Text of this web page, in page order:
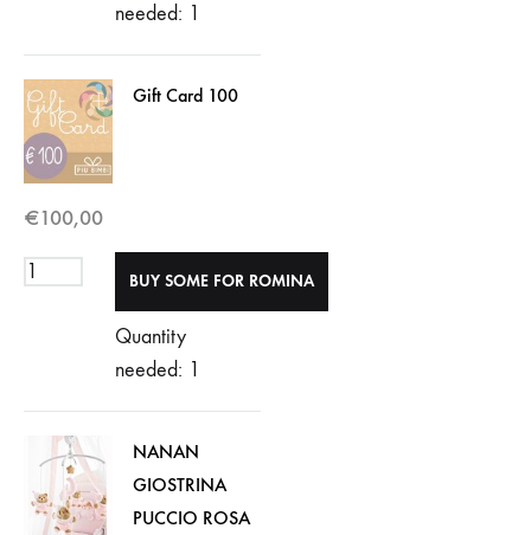
needed: 1
Gift Card 100
€100,00
Quantity
needed: 1
NANAN
GIOSTRINA
PUCCIO ROSA